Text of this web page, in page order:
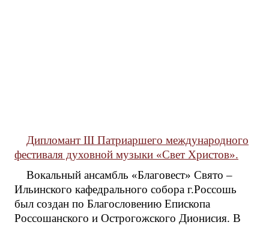
Дипломант III Патриаршего международного
фестиваля духовной музыки «Свет Христов».
Вокальный ансамбль «Благовест» Свято –
Ильинского кафедрального собора г.Россошь
был создан по Благословению Епископа
Россошанского и Острогожского Дионисия. В